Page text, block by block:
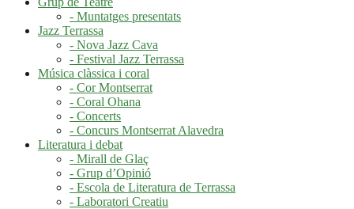
- Muntatges presentats
Jazz Terrassa
- Nova Jazz Cava
- Festival Jazz Terrassa
Música clàssica i coral
- Cor Montserrat
- Coral Ohana
- Concerts
- Concurs Montserrat Alavedra
Literatura i debat
- Mirall de Glaç
- Grup d’Opinió
- Escola de Literatura de Terrassa
- Laboratori Creatiu